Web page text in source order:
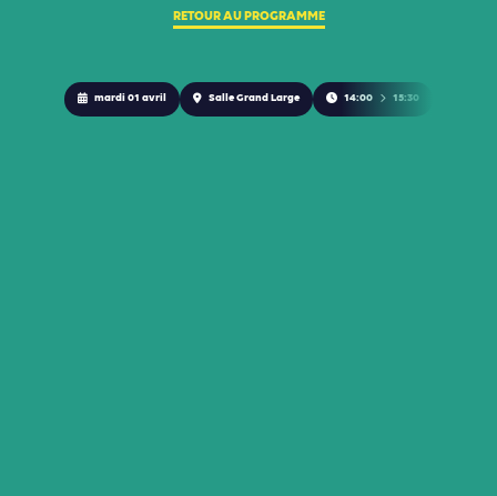
RETOUR AU PROGRAMME
mardi 01 avril Salle Grand Large 14:00 15:30